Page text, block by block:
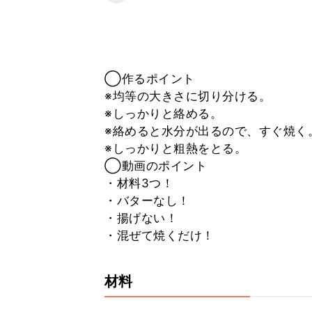
◯作るポイント
※均等の大きさに切り分ける。
※しっかりと絡める。
※絡めると水分が出るので、すぐ焼く
※しっかりと粗熱をとる。
◯動画のポイント
・材料3つ！
・バターなし！
・揚げない！
・混ぜて焼くだけ！
材料